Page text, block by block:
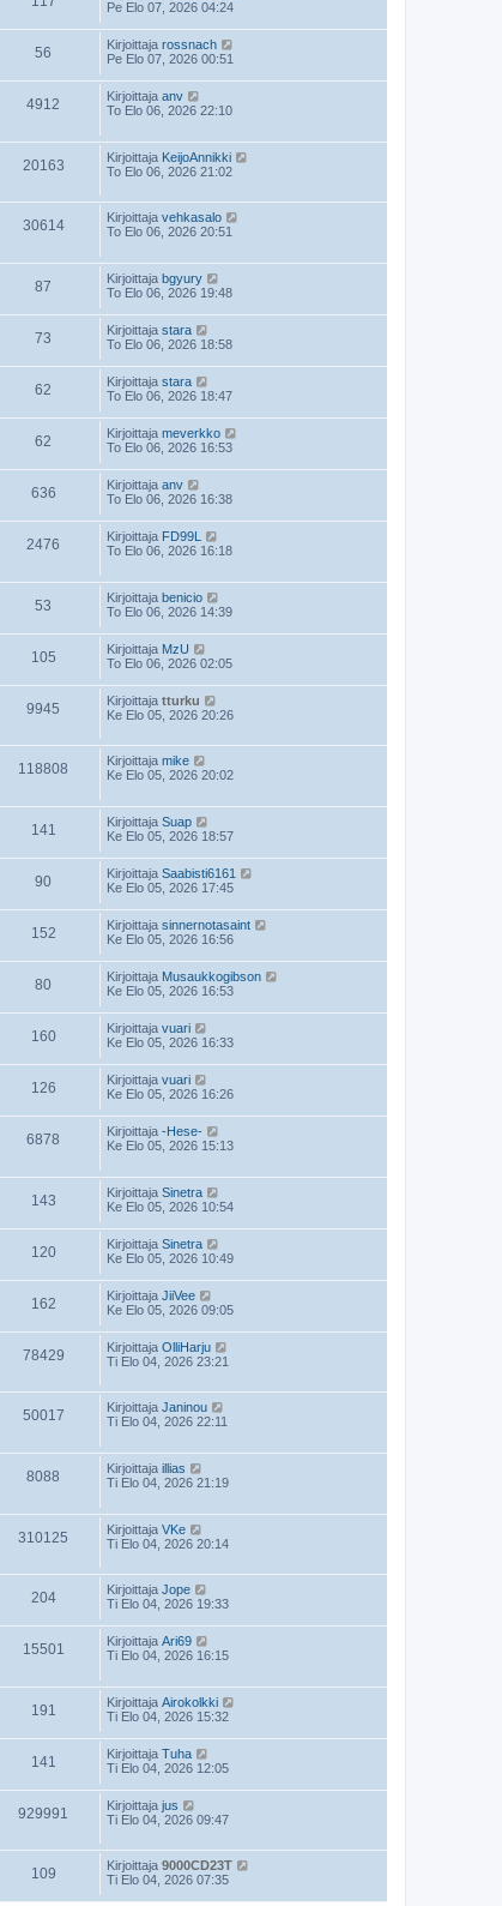
Pe Elo 07, 2026 04:24
56 Kirjoittaja rossnach
Pe Elo 07, 2026 00:51
4912 Kirjoittaja anv
To Elo 06, 2026 22:10
20163 Kirjoittaja KeijoAnnikki
To Elo 06, 2026 21:02
30614 Kirjoittaja vehkasalo
To Elo 06, 2026 20:51
87 Kirjoittaja bgyury
To Elo 06, 2026 19:48
73 Kirjoittaja stara
To Elo 06, 2026 18:58
62 Kirjoittaja stara
To Elo 06, 2026 18:47
62 Kirjoittaja meverkko
To Elo 06, 2026 16:53
636 Kirjoittaja anv
To Elo 06, 2026 16:38
2476 Kirjoittaja FD99L
To Elo 06, 2026 16:18
53 Kirjoittaja benicio
To Elo 06, 2026 14:39
105 Kirjoittaja MzU
To Elo 06, 2026 02:05
9945 Kirjoittaja tturku
Ke Elo 05, 2026 20:26
118808 Kirjoittaja mike
Ke Elo 05, 2026 20:02
141 Kirjoittaja Suap
Ke Elo 05, 2026 18:57
90 Kirjoittaja Saabisti6161
Ke Elo 05, 2026 17:45
152 Kirjoittaja sinnernotasaint
Ke Elo 05, 2026 16:56
80 Kirjoittaja Musaukkogibson
Ke Elo 05, 2026 16:53
160 Kirjoittaja vuari
Ke Elo 05, 2026 16:33
126 Kirjoittaja vuari
Ke Elo 05, 2026 16:26
6878 Kirjoittaja -Hese-
Ke Elo 05, 2026 15:13
143 Kirjoittaja Sinetra
Ke Elo 05, 2026 10:54
120 Kirjoittaja Sinetra
Ke Elo 05, 2026 10:49
162 Kirjoittaja JiiVee
Ke Elo 05, 2026 09:05
78429 Kirjoittaja OlliHarju
Ti Elo 04, 2026 23:21
50017 Kirjoittaja Janinou
Ti Elo 04, 2026 22:11
8088 Kirjoittaja illias
Ti Elo 04, 2026 21:19
310125 Kirjoittaja VKe
Ti Elo 04, 2026 20:14
204 Kirjoittaja Jope
Ti Elo 04, 2026 19:33
15501 Kirjoittaja Ari69
Ti Elo 04, 2026 16:15
191 Kirjoittaja Airokolkki
Ti Elo 04, 2026 15:32
141 Kirjoittaja Tuha
Ti Elo 04, 2026 12:05
929991 Kirjoittaja jus
Ti Elo 04, 2026 09:47
109 Kirjoittaja 9000CD23T
Ti Elo 04, 2026 07:35